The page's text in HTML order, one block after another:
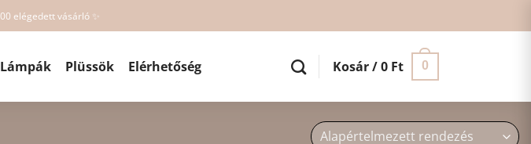
elégedett vásárló ✨
Plüssök Elérhetőség Kosár /0 Ft 0